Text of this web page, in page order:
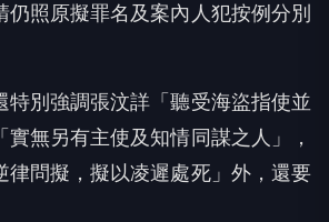
仍照原擬罪名及案內人犯按例分別
特別強調張汶詳「聽受海盜指使並
無另有主使及知情同謀之人」，
律問擬，擬以凌遲處死」外，還要